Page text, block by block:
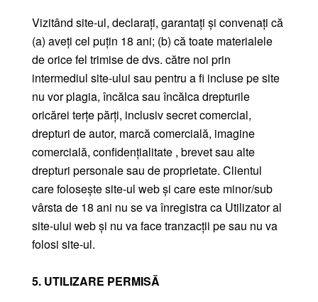
Vizitând site-ul, declarați, garantați și convenați că
(a) aveți cel puțin 18 ani; (b) că toate materialele
de orice fel trimise de dvs. către noi prin
intermediul site-ului sau pentru a fi incluse pe site
nu vor plagia, încălca sau încălca drepturile
oricărei terțe părți, inclusiv secret comercial,
drepturi de autor, marcă comercială, imagine
comercială, confidențialitate , brevet sau alte
drepturi personale sau de proprietate. Clientul
care folosește site-ul web și care este minor/sub
vârsta de 18 ani nu se va înregistra ca Utilizator al
site-ului web și nu va face tranzacții pe sau nu va
folosi site-ul.
5. UTILIZARE PERMISĂ